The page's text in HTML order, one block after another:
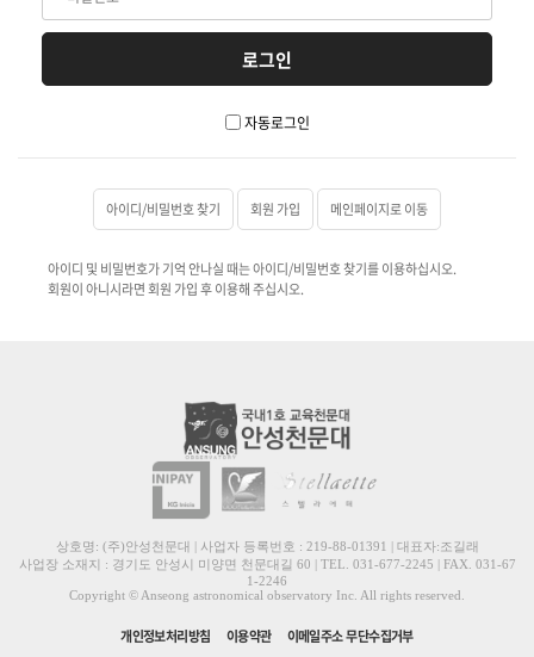
자동로그인
아이디/비밀번호 찾기 회원 가입 메인페이지로 이동
아이디 및 비밀번호가 기억 안나실 때는 아이디/비밀번호 찾기를 이용하십시오.
회원이 아니시라면 회원 가입 후 이용해 주십시오.
상호명: (주)안성천문대 | 사업자 등록번호 : 219-88-01391 | 대표자:조길래
사업장 소재지 : 경기도 안성시 미양면 천문대길 60 | TEL. 031-677-2245 | FAX. 031-67
1-2246
Copyright © Anseong astronomical observatory Inc. All rights reserved.
개인정보처리방침 이용약관 이메일주소 무단수집거부